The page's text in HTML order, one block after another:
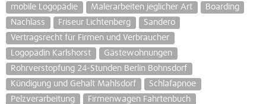
mobile Logopädie
Malerarbeiten jeglicher Art
Boarding
Nachlass
Friseur Lichtenberg
Sandero
Vertragsrecht für Firmen und Verbraucher
Logopädin Karlshorst
Gästewohnungen
Rohrverstopfung 24-Stunden Berlin Bohnsdorf
Kündigung und Gehalt Mahlsdorf
Schlafapnoe
Pelzverarbeitung
Firmenwagen Fahrtenbuch